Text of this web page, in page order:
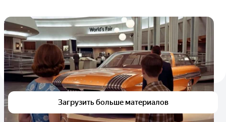
Ford при помощи ИИ снял современную
рекламу 62-летнего концепта
Aurora был демонстратором технологий и никогда не
планировался к серийному производству
3 222 июля
Загрузить больше материалов